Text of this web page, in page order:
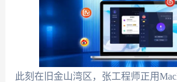
此刻在旧金山湾区，张工程师正用